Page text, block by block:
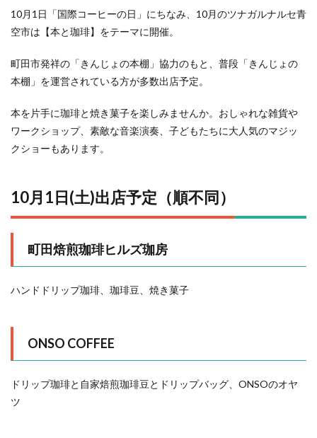
10月1日「国際コーヒーの日」にちなみ、10月のツナガルナルセ青
空市は【本と珈琲】をテーマに開催。
町田市発祥の「きんじょの本棚」協力のもと、普段「きんじょの
本棚」を運営されている方が多数出店予定。
本を片手に珈琲と焼き菓子を楽しみませんか。おしゃれな雑貨や
ワークショップ、素敵な音楽演奏、子どもたちに大人気のマジッ
クショーもあります。
10月1日(土)出店予定（順不同）
町田焙煎珈琲ヒルズ珈房
ハンドドリップ珈琲、珈琲豆、焼き菓子
ONSO COFFEE
ドリップ珈琲と自家焙煎珈琲豆とドリップバッグ、ONSOのオヤ
ツ